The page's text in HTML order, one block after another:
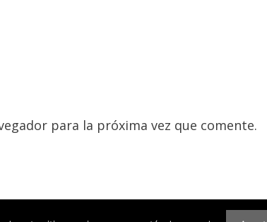
para la próxima vez que comente.